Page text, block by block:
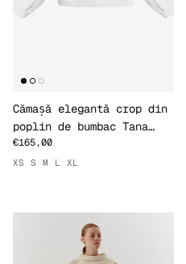
Cămașă elegantă crop din
poplin de bumbac Tana
Lawn
€165,00
XS S M L XL